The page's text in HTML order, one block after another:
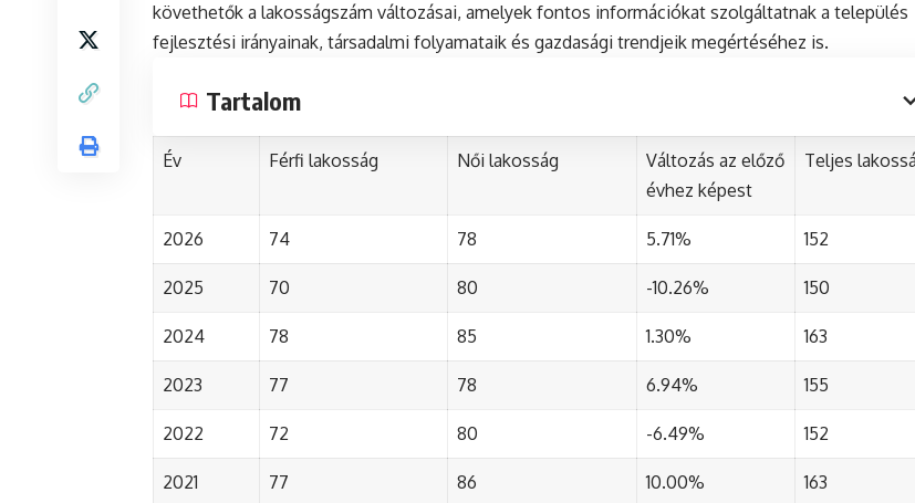
követhetők a lakosságszám változásai, amelyek fontos információkat szolgáltatnak a település
fejlesztési irányainak, társadalmi folyamataik és gazdasági trendjeik megértéséhez is.
Tartalom
Év Férfi lakosság Női lakosság
Változás az előző
évhez képest
Teljes
2026 74 78 5.71% 152
2025 70 80 -10.26% 150
2024 78 85 1.30% 163
2023 77 78 6.94% 155
2022 72 80 -6.49% 152
2021 77 86 10.00% 163